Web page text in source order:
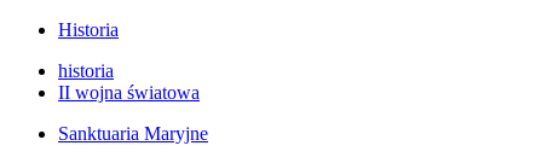
Historia
historia
II wojna światowa
Sanktuaria Maryjne